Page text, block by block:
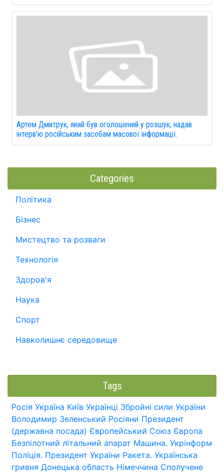
Артем Дмитрук, який був оголошений у розшук, надав
інтерв'ю російським засобам масової інформації.
Categories
Політика
Бізнес
Мистецтво та розваги
Технологія
Здоров'я
Наука
Спорт
Навколишнє середовище
Tags
Росія Україна Київ Українці Збройні сили України
Володимир Зеленський Росіяни Президент
(державна посада) Європейський Союз Європа
Безпілотний літальний апарат Машина. Укрінформ
Поліція. Президент України Ракета. Українська
гривня Донецька область Німеччина Сполучене